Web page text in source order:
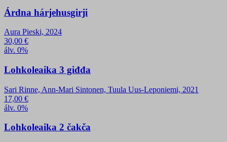
Árdna hárjehusgirji
Aura Pieski, 2024
30,00 €
álv. 0%
Lohkoleaika 3 giđđa
Sari Rinne, Ann-Mari Sintonen, Tuula Uus-Leponiemi, 2021
17,00 €
álv. 0%
Lohkoleaika 2 čakča